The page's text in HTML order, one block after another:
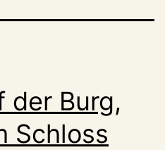
der Burg,
Schloss